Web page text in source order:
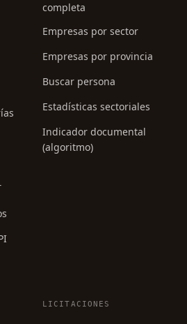
completa
Empresas por sector
Empresas por provincia
Buscar persona
Estadísticas sectoriales
Indicador documental
(algoritmo)
LICITACIONES